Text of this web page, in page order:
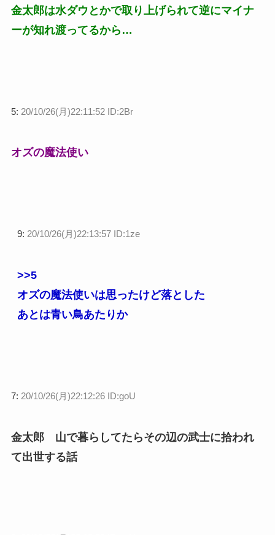
金太郎は水ダウとかで取り上げられて逆にマイナ
ーが知れ渡ってるから…
5: 20/10/26(月)22:11:52 ID:2Br
オズの魔法使い
9: 20/10/26(月)22:13:57 ID:1ze
>>5
オズの魔法使いは思ったけど落とした
あとは青い鳥あたりか
7: 20/10/26(月)22:12:26 ID:goU
金太郎 山で暮らしてたらその辺の武士に拾われ
て出世する話